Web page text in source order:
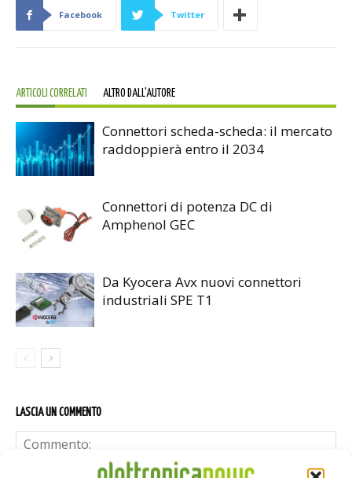
Facebook Twitter
ARTICOLI CORRELATI ALTRO DALL'AUTORE
Connettori scheda-scheda: il mercato
raddoppierà entro il 2034
Connettori di potenza DC di
Amphenol GEC
Da Kyocera Avx nuovi connettori
industriali SPE T1
LASCIA UN COMMENTO